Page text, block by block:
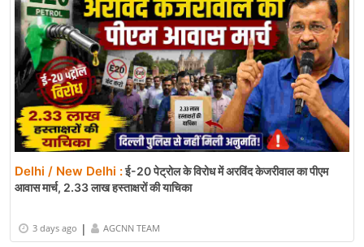
Delhi / New Delhi :ई-20 पेट्रोल के विरोध में अरविंद केजरीवाल का पीएम
आवास मार्च, 2.33 लाख हस्ताक्षरों की याचिका
3 days ago | AGCNN TEAM